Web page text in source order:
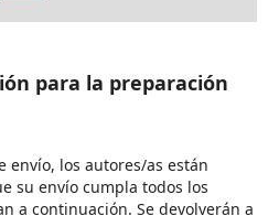
para la preparación
envío, los autores/as están
su envío cumpla todos los
a continuación. Se devolverán a